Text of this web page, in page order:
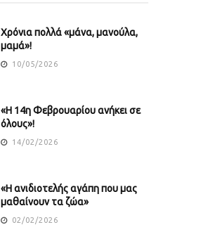
Χρόνια πολλά «μάνα, μανούλα,
μαμά»!
10/05/2026
«Η 14η Φεβρουαρίου ανήκει σε
όλους»!
14/02/2026
«Η ανιδιοτελής αγάπη που μας
μαθαίνουν τα ζώα»
02/02/2026